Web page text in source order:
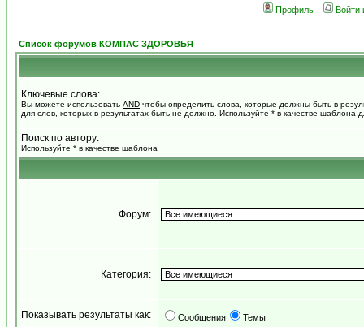
Профиль
Войти
Список форумов КОМПАС ЗДОРОВЬЯ
Ключевые слова:
Вы можете использовать AND чтобы определить слова, которые должны быть в
для слов, которых в результатах быть не должно. Используйте * в качестве шаблона
Поиск по автору:
Используйте * в качестве шаблона
Форум:
Категория:
Показывать результаты как: Сообщения Темы